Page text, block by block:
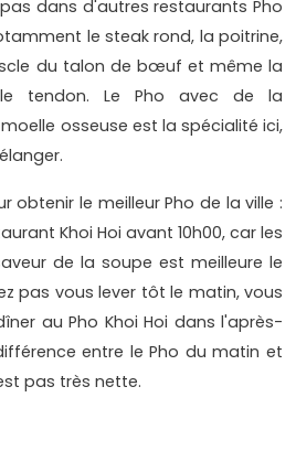
dans d'autres restaurants Pho
le steak rond, la poitrine,
du talon de bœuf et même la
tendon. Le Pho avec de la
osseuse est la spécialité ici,
obtenir le meilleur Pho de la ville :
Khoi Hoi avant 10h00, car les
de la soupe est meilleure le
pas vous lever tôt le matin, vous
au Pho Khoi Hoi dans l'après-
entre le Pho du matin et
pas très nette.